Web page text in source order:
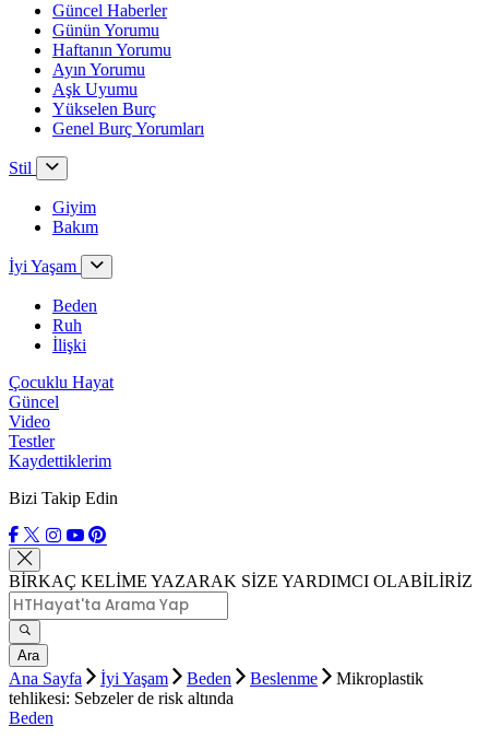
Güncel Haberler
Günün Yorumu
Haftanın Yorumu
Ayın Yorumu
Aşk Uyumu
Yükselen Burç
Genel Burç Yorumları
Stil
Giyim
Bakım
İyi Yaşam
Beden
Ruh
İlişki
Çocuklu Hayat
Güncel
Video
Testler
Kaydettiklerim
Bizi Takip Edin
BİRKAÇ KELİME YAZARAK SİZE YARDIMCI OLABİLİRİZ
Ara
Ana Sayfa İyi Yaşam Beden Beslenme
Mikroplastik
tehlikesi: Sebzeler de risk altında
Beden